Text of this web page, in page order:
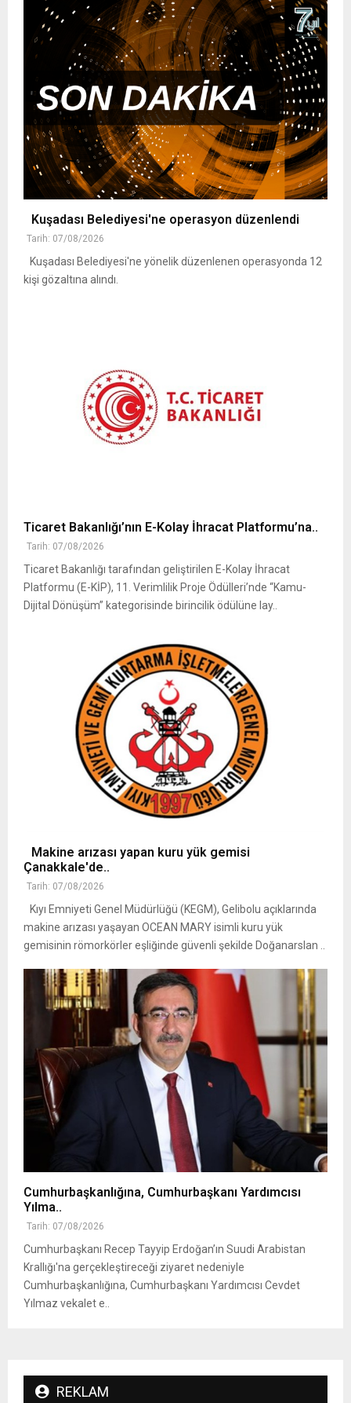
Kuşadası Belediyesi'ne operasyon düzenlendi
Tarih: 07/08/2026
Kuşadası Belediyesi'ne yönelik düzenlenen operasyonda 12
kişi gözaltına alındı.
Ticaret Bakanlığı’nın E-Kolay İhracat Platformu’na..
Tarih: 07/08/2026
Ticaret Bakanlığı tarafından geliştirilen E-Kolay İhracat
Platformu (E-KİP), 11. Verimlilik Proje Ödülleri’nde “Kamu-
Dijital Dönüşüm” kategorisinde birincilik ödülüne lay..
Makine arızası yapan kuru yük gemisi
Çanakkale'de..
Tarih: 07/08/2026
Kıyı Emniyeti Genel Müdürlüğü (KEGM), Gelibolu açıklarında
makine arızası yaşayan OCEAN MARY isimli kuru yük
gemisinin römorkörler eşliğinde güvenli şekilde Doğanarslan ..
Cumhurbaşkanlığına, Cumhurbaşkanı Yardımcısı
Yılma..
Tarih: 07/08/2026
Cumhurbaşkanı Recep Tayyip Erdoğan’ın Suudi Arabistan
Krallığı'na gerçekleştireceği ziyaret nedeniyle
Cumhurbaşkanlığına, Cumhurbaşkanı Yardımcısı Cevdet
Yılmaz vekalet e..
REKLAM